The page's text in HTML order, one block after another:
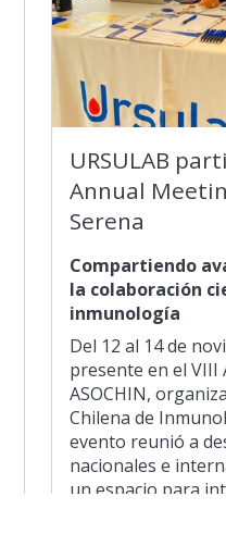
URSULAB
Annual
Serena
Compartiendo
la colaboración
inmunología
Del 12 al 14 de
presente en el
ASOCHIN,
Chilena de
evento reunió a
nacionales e
un espacio para